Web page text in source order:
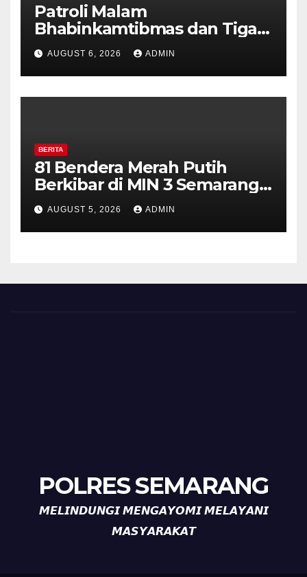
Patroli Malam
Bhabinkamtibmas dan Tiga
Pilar Kelurahan Ungaran
Perkuat Kamtibmas, Warga
Diajak Aktifkan Ronda
AUGUST 6, 2026 ADMIN
BERITA
81 Bendera Merah Putih
Berkibar di MIN 3 Semarang,
Bhabinkamtibmas Desa
Timpik Hadiri Peringatan
HUT ke-81 Kemerdekaan RI
AUGUST 5, 2026 ADMIN
POLRES SEMARANG
𝙈𝙀𝙇𝙄𝙉𝘿𝙐𝙉𝙂𝙄 𝙈𝙀𝙉𝙂𝘼𝙔𝙊𝙈𝙄 𝙈𝙀𝙇𝘼𝙔𝘼𝙉𝙄
𝙈𝘼𝙎𝙔𝘼𝙍𝘼𝙆𝘼𝙏